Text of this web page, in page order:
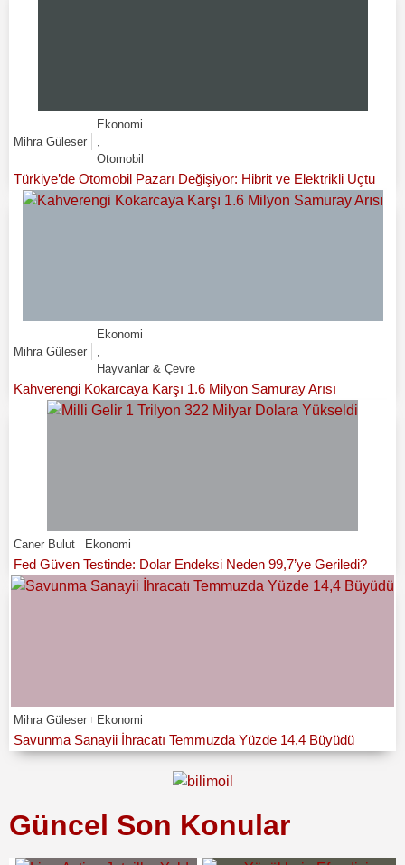
Mihra Güleser
Ekonomi
,
Otomobil
Türkiye’de Otomobil Pazarı Değişiyor: Hibrit ve Elektrikli Uçtu
Mihra Güleser
Ekonomi
,
Hayvanlar & Çevre
Kahverengi Kokarcaya Karşı 1.6 Milyon Samuray Arısı
Caner Bulut Ekonomi
Fed Güven Testinde: Dolar Endeksi Neden 99,7’ye Geriledi?
Mihra Güleser Ekonomi
Savunma Sanayii İhracatı Temmuzda Yüzde 14,4 Büyüdü
Güncel Son Konular